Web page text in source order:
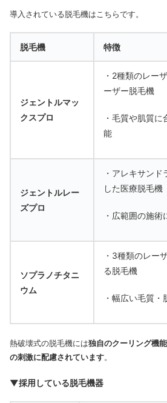
導入されている脱毛機はこちらです。
脱毛機 特徴
ジェントルマッ
クスプロ
・2種類のレー
ーザー脱毛機
・毛質や肌質
能
ジェントルレー
ズプロ
・アレキサン
した医療脱毛機
・広範囲の施術
ソプラノチタニ
ウム
・3種類のレー
る脱毛機
・幅広い毛質・
熱破壊式の脱毛機には独自のクーリング機
の刺激に配慮されています。
▼採用している脱毛機器